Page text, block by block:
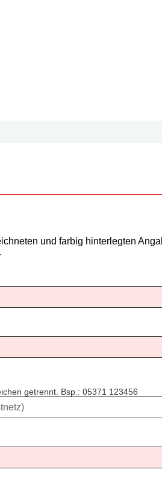
und farbig hinterlegten
getrennt. Bsp.: 05371 123456